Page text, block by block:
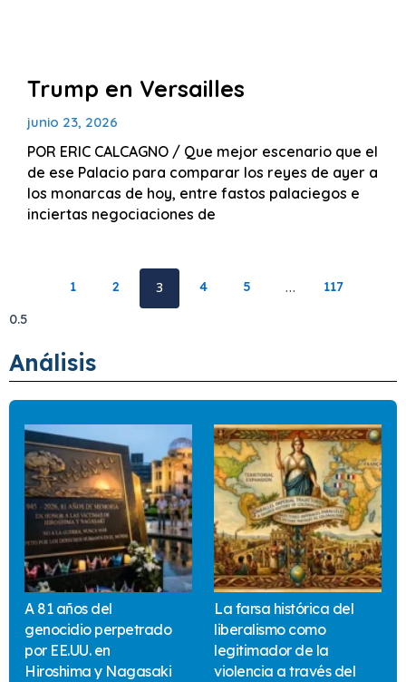
Trump en Versailles
junio 23, 2026
POR ERIC CALCAGNO / Que mejor escenario que el
de ese Palacio para comparar los reyes de ayer a
los monarcas de hoy, entre fastos palaciegos e
inciertas negociaciones de
1 2 3 4 5 … 117
Análisis
A 81 años del
genocidio perpetrado
por EE.UU. en
Hiroshima y Nagasaki
La farsa histórica del
liberalismo como
legitimador de la
violencia a través del